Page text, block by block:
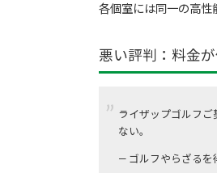
各個室には同一の高性
悪い評判：料金
ライザップゴルフ
ない。
— ゴルフやらざるを